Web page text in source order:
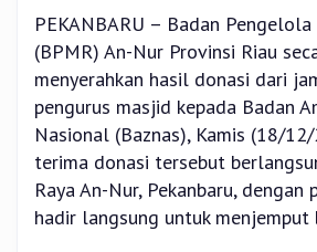
PEKANBARU – Badan
(BPMR) An-Nur Provinsi Riau
menyerahkan hasil donasi dari
pengurus masjid kepada Badan
Nasional (Baznas), Kamis (18/
terima donasi tersebut
Raya An-Nur, Pekanbaru, dengan
hadir langsung untuk menjemput